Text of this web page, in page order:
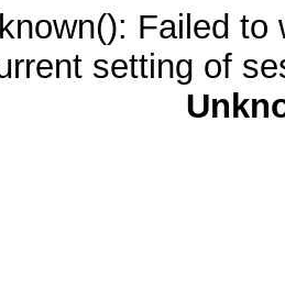
Failed
setting of